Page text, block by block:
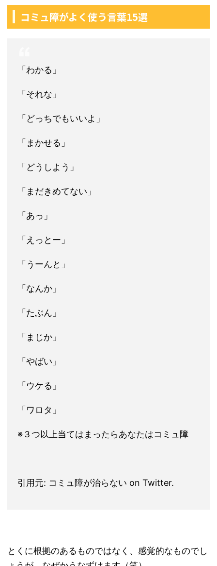
コミュ障がよく使う言葉15選
「わかる」
「それな」
「どっちでもいいよ」
「まかせる」
「どうしよう」
「まだきめてない」
「あっ」
「えっとー」
「うーんと」
「なんか」
「たぶん」
「まじか」
「やばい」
「ウケる」
「ワロタ」
※３つ以上当てはまったらあなたはコミュ障
引用元: コミュ障が治らない on Twitter.
とくに根拠のあるものではなく、感覚的なものでし